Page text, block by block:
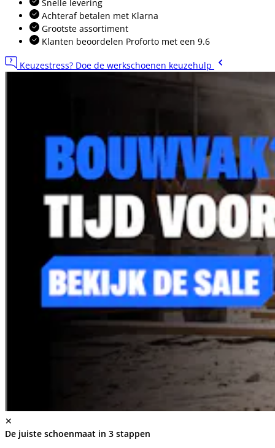
Snelle levering
Achteraf betalen met Klarna
Grootste assortiment
Klanten beoordelen Proforto met een 9.6
Keuzestress? Doe de werkschoenen keuzehulp
✕
De juiste schoenmaat in 3 stappen